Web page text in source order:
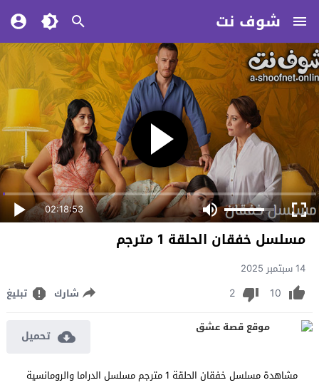
شوف نت
02:18:53
مسلسل خفقان الحلقة 1 مترجم
14 سبتمبر 2025
10
2 شارك
تبليغ
موقع قصة عشق
تحميل
مشاهدة مسلسل خفقان الحلقة 1 مترجم مسلسل الدراما والرومانسية